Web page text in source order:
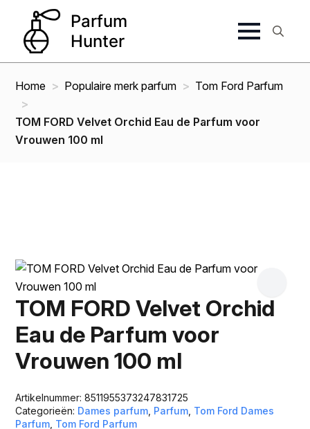
Home Populaire merk parfum Tom Ford Parfum
TOM FORD Velvet Orchid Eau de Parfum voor
Vrouwen 100 ml
TOM FORD Velvet Orchid
Eau de Parfum voor
Vrouwen 100 ml
Artikelnummer:8511955373247831725
Categorieën: Dames parfum Parfum Tom Ford Dames
Parfum Tom Ford Parfum